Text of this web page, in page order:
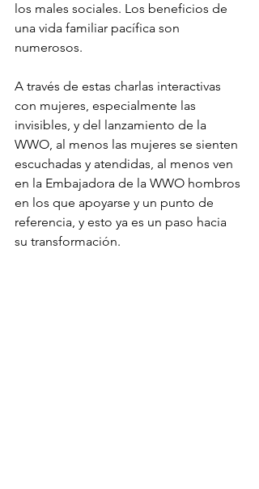
los males sociales. Los beneficios de
una vida familiar pacífica son
numerosos.
A través de estas charlas interactivas
con mujeres, especialmente las
invisibles, y del lanzamiento de la
WWO, al menos las mujeres se sienten
escuchadas y atendidas, al menos ven
en la Embajadora de la WWO hombros
en los que apoyarse y un punto de
referencia, y esto ya es un paso hacia
su transformación.